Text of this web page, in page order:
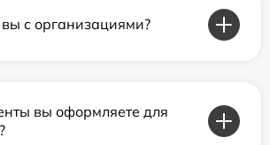
с организациями?
вы оформляете для